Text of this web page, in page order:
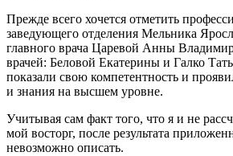
Прежде всего хочется отметить
заведующего отделения Мельника
главного врача Царевой Анны
врачей: Беловой Екатерины и Галко
показали свою компетентность и
и знания на высшем уровне.
Учитывая сам факт того, что я и не
мой восторг, после результата
невозможно описать.